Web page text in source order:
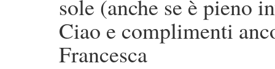
sole (anche se è pieno
Ciao e complimenti
Francesca